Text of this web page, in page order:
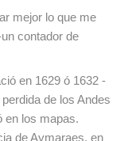
mejor lo que me
contador de
en 1629 ó 1632 -
de los Andes
en los mapas.
de Aymaraes, en